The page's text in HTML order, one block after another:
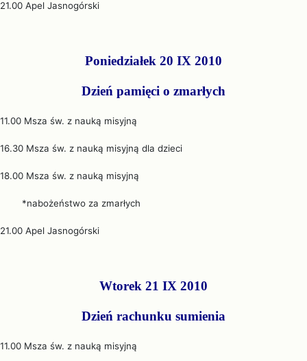
21.00 Apel Jasnogórski
Poniedziałek 20 IX 2010
Dzień pamięci o zmarłych
11.00 Msza św. z nauką misyjną
16.30 Msza św. z nauką misyjną dla dzieci
18.00 Msza św. z nauką misyjną
*nabożeństwo za zmarłych
21.00 Apel Jasnogórski
Wtorek 21 IX 2010
Dzień rachunku sumienia
11.00 Msza św. z nauką misyjną